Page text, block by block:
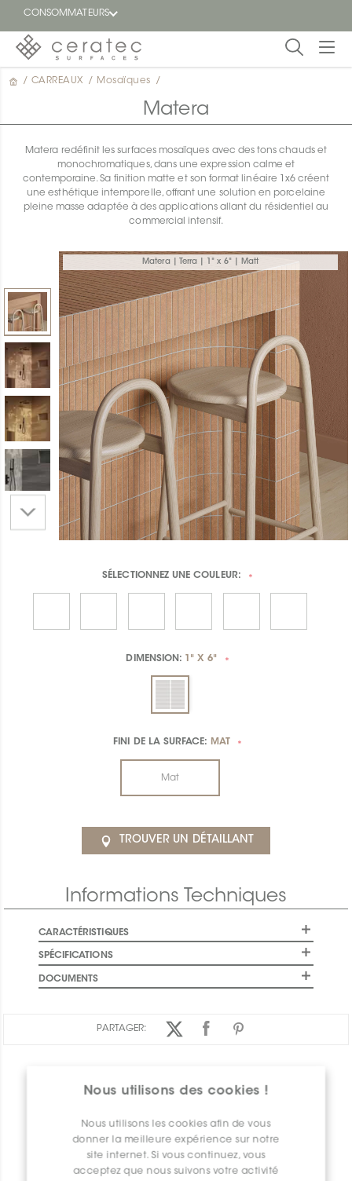
CONSOMMATEURS
En
Trouver
un
détaillant
Nous utilisons des cookies !
Nous utilisons les cookies afin de vous
donner la meilleure expérience sur notre
site internet. Si vous continuez, vous
acceptez que nous suivons votre activité
/ CARREAUX / Mosaïques /
Matera
Matera redéfinit les surfaces mosaïques avec des tons chauds et
monochromatiques, dans une expression calme et
contemporaine. Sa finition matte et son format linéaire 1x6 créent
une esthétique intemporelle, offrant une solution en porcelaine
pleine masse adaptée à des applications allant du résidentiel au
commercial intensif.
Matera | Terra | 1" x 6" | Matt
SÉLECTIONNEZ UNE COULEUR: *
DIMENSION: 1" X 6" *
FINI DE LA SURFACE: MAT *
Mat
TROUVER UN DÉTAILLANT
Informations Techniques
CARACTÉRISTIQUES
SPÉCIFICATIONS
DOCUMENTS
PARTAGER: